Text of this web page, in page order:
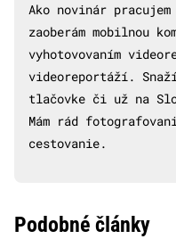
Ako novinár
zaoberám mobilnou
vyhotovovaním
videoreportáží.
tlačovke či už na
Mám rád
cestovanie.
Podobné články